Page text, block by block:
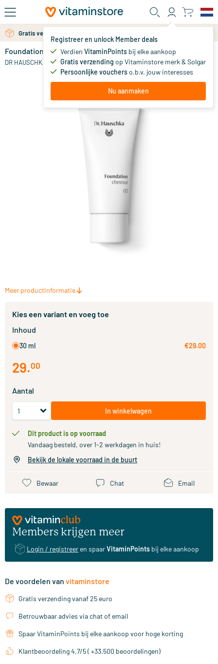
Ga naar de hoofdinhoud
Registreer en unlock Member deals
Verdien VitaminPoints bij elke aankoop
Gratis verzending op Vitaminstore merk & Solgar
Persoonlijke voucherso.b.v. jouw interesses
Nu aanmaken
Gratis verzending vanaf 25 euro
Foundation 03 Chestnut
DR HAUSCHKA 29.
Meer productinformatie
Kies een variant en voeg toe
Inhoud
30 ml €29.00
29.00
Aantal
In winkelwagen
Dit product is op voorraad
Vandaag besteld, over 1-2 werkdagen in huis!
Bekijk de lokale voorraad in de buurt
Bewaar Chat Email
Members krijgen meer
Login / registreer en spaarVitaminPoints bij elke aankoop
De voordelen van vitaminstore
Gratis verzending vanaf 25 euro
Betrouwbaar advies via chat of email
Spaar VitaminPoints bij elke aankoop voor hoge korting
Klantbeoordeling 4,7/5 ( +33.500 beoordelingen)